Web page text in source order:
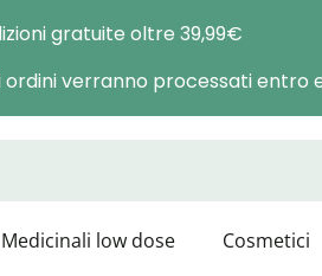
gratuite oltre 39,99€
ordini verranno processati entro
HEEL, LABOLIFE, SYMBIOFARM,
Medicinali low dose Cosmetici